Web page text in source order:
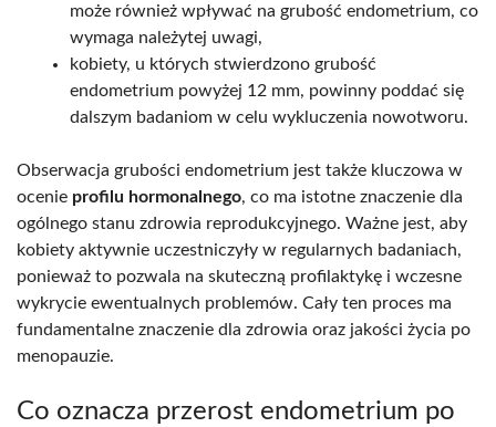
może również wpływać na grubość endometrium, co
wymaga należytej uwagi,
kobiety, u których stwierdzono grubość
endometrium powyżej 12 mm, powinny poddać się
dalszym badaniom w celu wykluczenia nowotworu.
Obserwacja grubości endometrium jest także kluczowa w
ocenie profilu hormonalnego, co ma istotne znaczenie dla
ogólnego stanu zdrowia reprodukcyjnego. Ważne jest, aby
kobiety aktywnie uczestniczyły w regularnych badaniach,
ponieważ to pozwala na skuteczną profilaktykę i wczesne
wykrycie ewentualnych problemów. Cały ten proces ma
fundamentalne znaczenie dla zdrowia oraz jakości życia po
menopauzie.
Co oznacza przerost endometrium po